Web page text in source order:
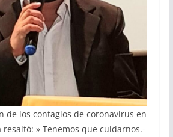
de los contagios de coronavirus en
» Tenemos que cuidarnos.-